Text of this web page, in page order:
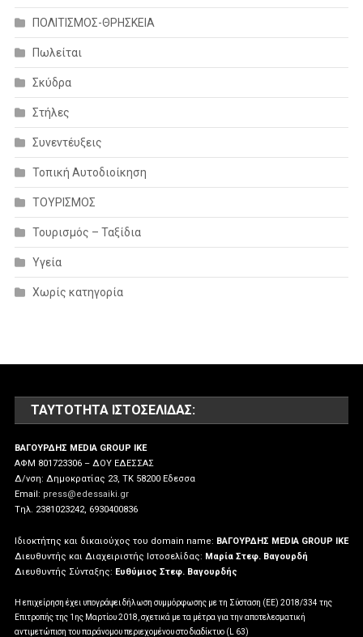
ΠΟΛΙΤΙΣΜΟΣ-ΘΡΗΣΚΕΙΑ
Πωλείται
Σκύδρα
Στήλες
Συνεντέυξεις
Τοπική Αυτοδιοίκηση
ΤΟΥΡΙΣΜΟΣ
Τουρισμός – Ταξίδια
Υγεία
Χωρίς κατηγορία
ΤΑΥΤΌΤΗΤΑ ΙΣΤΟΣΕΛΊΔΑΣ:
ΒΑΓΟΥΡΔΗΣ MEDIA GROUP IKE
ΑΦΜ 801723306 – ΔΟΥ ΕΔΕΣΣΑΣ
Δ/νση: Δημοκρατίας 23, ΤΚ 58200 Εδεσσα
Email: press@edessaiki.gr
Tηλ. 2381023242, 6930400836
Ιδιοκτήτης και δικαιούχος του domain name: ΒΑΓΟΥΡΔΗΣ MEDIA GROUP IKE
Διευθυντής και Διαχειριστής Ιστοσελίδας: Μαρία Στεφ. Βαγουρδή
Διευθυντής Σύνταξης: Ευθύμιος Στεφ. Βαγουρδής
Η επιχείρηση έχει υπογράψει δήλωση συμμόρφωσης με τη Σύσταση (ΕΕ) 2018/334 της
Επιτροπής της 1ης Μαρτίου 2018, σχετικά με τα μέτρα για την αποτελεσματική
αντιμετώπιση του παράνομου περιεχομένου στο διαδίκτυο (L 63)